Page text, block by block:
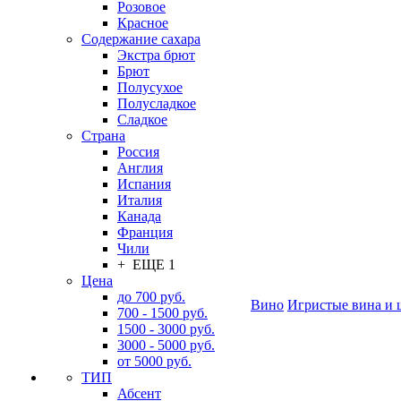
Розовое
Красное
Содержание сахара
Экстра брют
Брют
Полусухое
Полусладкое
Сладкое
Страна
Россия
Англия
Испания
Италия
Канада
Франция
Чили
+ ЕЩЕ 1
Цена
до 700 руб.
700 - 1500 руб.
1500 - 3000 руб.
3000 - 5000 руб.
от 5000 руб.
ТИП
Абсент
Вино Игристые вина и